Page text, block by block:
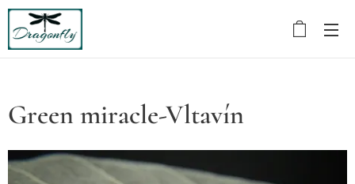
Green miracle-Vltavín